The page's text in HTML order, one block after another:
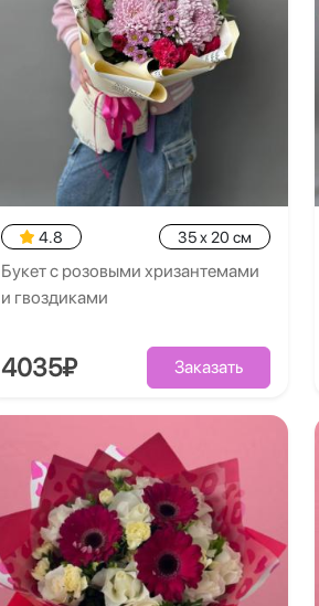
4.8 35 x 20 см
Букет с розовыми хризантемами
и гвоздиками
4035₽ Заказать